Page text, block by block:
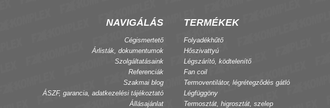
NAVIGÁLÁS
Cégismertető
Árlisták, dokumentumok
Szolgáltatásaink
Referenciák
Szakmai blog
ÁSZF, garancia, adatkezelési tájékoztató
Állásajánlat
TERMÉKEK
Folyadékhűtő
Hőszivattyú
Légszárító, ködtelenítő
Fan coil
Termoventilátor, légrétegződés gátló
Légfüggöny
Termosztát, higrosztát, szelep